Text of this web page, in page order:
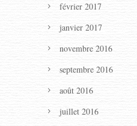
février 2017
janvier 2017
novembre 2016
septembre 2016
août 2016
juillet 2016